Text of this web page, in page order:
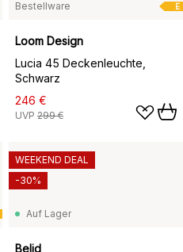
E
Bestellware
Loom Design
Lucia 45 Deckenleuchte,
Schwarz
246 €
UVP 299 €
Auf Lager
Belid
WEEKEND DEAL
-30%